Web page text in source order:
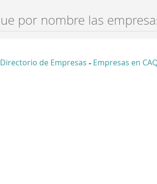
Directorio de Empresas - Empresas en